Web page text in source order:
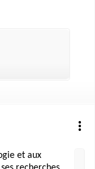
et aux